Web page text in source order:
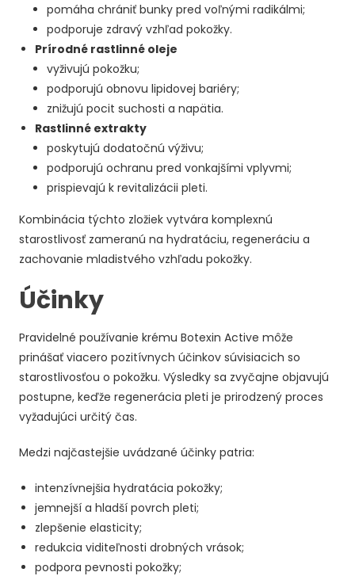
pomáha chrániť bunky pred voľnými radikálmi;
podporuje zdravý vzhľad pokožky.
Prírodné rastlinné oleje
vyživujú pokožku;
podporujú obnovu lipidovej bariéry;
znižujú pocit suchosti a napätia.
Rastlinné extrakty
poskytujú dodatočnú výživu;
podporujú ochranu pred vonkajšími vplyvmi;
prispievajú k revitalizácii pleti.
Kombinácia týchto zložiek vytvára komplexnú
starostlivosť zameranú na hydratáciu, regeneráciu a
zachovanie mladistvého vzhľadu pokožky.
Účinky
Pravidelné používanie krému Botexin Active môže
prinášať viacero pozitívnych účinkov súvisiacich so
starostlivosťou o pokožku. Výsledky sa zvyčajne objavujú
postupne, keďže regenerácia pleti je prirodzený proces
vyžadujúci určitý čas.
Medzi najčastejšie uvádzané účinky patria:
intenzívnejšia hydratácia pokožky;
jemnejší a hladší povrch pleti;
zlepšenie elasticity;
redukcia viditeľnosti drobných vrások;
podpora pevnosti pokožky;